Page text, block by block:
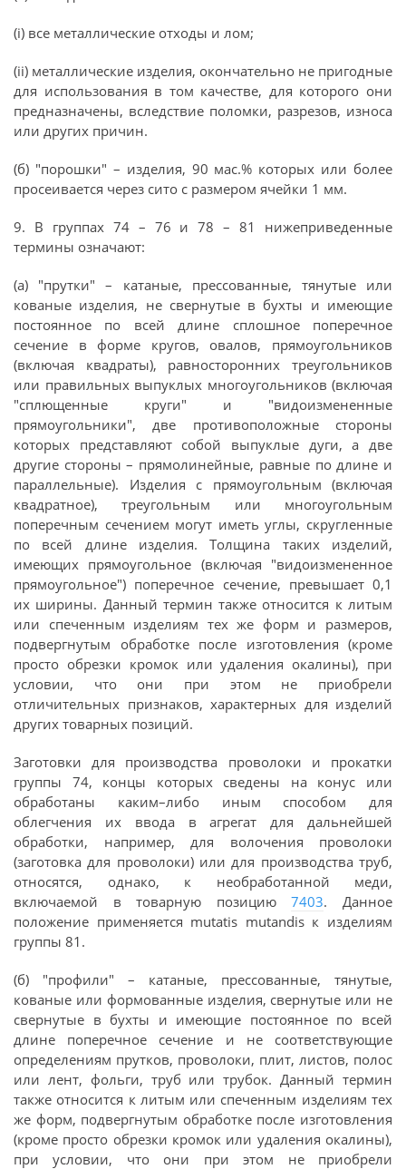
(i) все металлические отходы и лом;
(ii) металлические изделия, окончательно не пригодные
для использования в том качестве, для которого они
предназначены, вследствие поломки, разрезов, износа
или других причин.
(б) "порошки" – изделия, 90 мас.% которых или более
просеивается через сито с размером ячейки 1 мм.
9. В группах 74 – 76 и 78 – 81 нижеприведенные
термины означают:
(а) "прутки" – катаные, прессованные, тянутые или
кованые изделия, не свернутые в бухты и имеющие
постоянное по всей длине сплошное поперечное
сечение в форме кругов, овалов, прямоугольников
(включая квадраты), равносторонних треугольников
или правильных выпуклых многоугольников (включая
"сплющенные круги" и "видоизмененные
прямоугольники", две противоположные стороны
которых представляют собой выпуклые дуги, а две
другие стороны – прямолинейные, равные по длине и
параллельные). Изделия с прямоугольным (включая
квадратное), треугольным или многоугольным
поперечным сечением могут иметь углы, скругленные
по всей длине изделия. Толщина таких изделий,
имеющих прямоугольное (включая "видоизмененное
прямоугольное") поперечное сечение, превышает 0,1
их ширины. Данный термин также относится к литым
или спеченным изделиям тех же форм и размеров,
подвергнутым обработке после изготовления (кроме
просто обрезки кромок или удаления окалины), при
условии, что они при этом не приобрели
отличительных признаков, характерных для изделий
других товарных позиций.
Заготовки для производства проволоки и прокатки
группы 74, концы которых сведены на конус или
обработаны каким–либо иным способом для
облегчения их ввода в агрегат для дальнейшей
обработки, например, для волочения проволоки
(заготовка для проволоки) или для производства труб,
относятся, однако, к необработанной меди,
включаемой в товарную позицию7403. Данное
положение применяется mutatis mutandis к изделиям
группы 81.
(б) "профили" – катаные, прессованные, тянутые,
кованые или формованные изделия, свернутые или не
свернутые в бухты и имеющие постоянное по всей
длине поперечное сечение и не соответствующие
определениям прутков, проволоки, плит, листов, полос
или лент, фольги, труб или трубок. Данный термин
также относится к литым или спеченным изделиям тех
же форм, подвергнутым обработке после изготовления
(кроме просто обрезки кромок или удаления окалины),
при условии, что они при этом не приобрели